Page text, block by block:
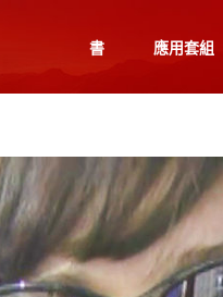
書 應用套組